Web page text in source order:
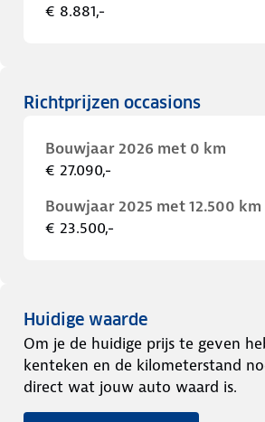
€ 8.881,-
Richtprijzen occasions
Bouwjaar 2026 met 0 km
€ 27.090,-
Bouwjaar 2025 met 12.500 km
€ 23.500,-
Huidige waarde
Om je de huidige prijs te geven
kenteken en de kilometerstand
direct wat jouw auto waard is.